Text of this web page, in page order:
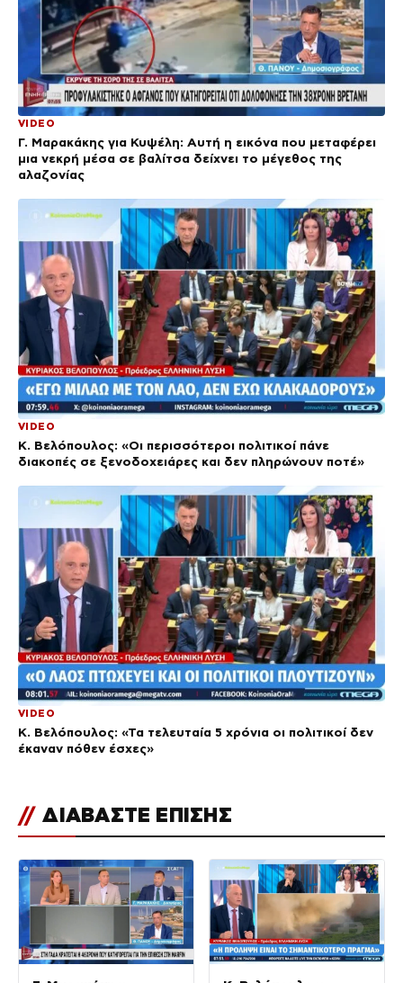
VIDEO
Γ. Μαρακάκης για Κυψέλη: Αυτή η εικόνα που μεταφέρει
μια νεκρή μέσα σε βαλίτσα δείχνει το μέγεθος της
αλαζονίας
VIDEO
Κ. Βελόπουλος: «Οι περισσότεροι πολιτικοί πάνε
διακοπές σε ξενοδοχειάρες και δεν πληρώνουν ποτέ»
VIDEO
Κ. Βελόπουλος: «Τα τελευταία 5 χρόνια οι πολιτικοί δεν
έκαναν πόθεν έσχες»
// ΔΙΑΒΑΣΤΕ ΕΠΙΣΗΣ